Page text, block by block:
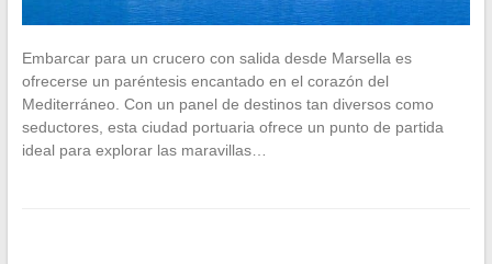
Embarcar para un crucero con salida desde Marsella es
ofrecerse un paréntesis encantado en el corazón del
Mediterráneo. Con un panel de destinos tan diversos como
seductores, esta ciudad portuaria ofrece un punto de partida
ideal para explorar las maravillas…